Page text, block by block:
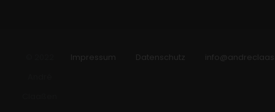
Impressum Datenschutz